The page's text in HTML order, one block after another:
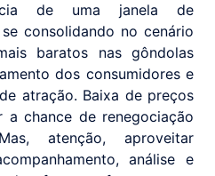
de uma janela de
consolidando no cenário
baratos nas gôndolas
dos consumidores e
atração. Baixa de preços
chance de renegociação
atenção, aproveitar
análise e